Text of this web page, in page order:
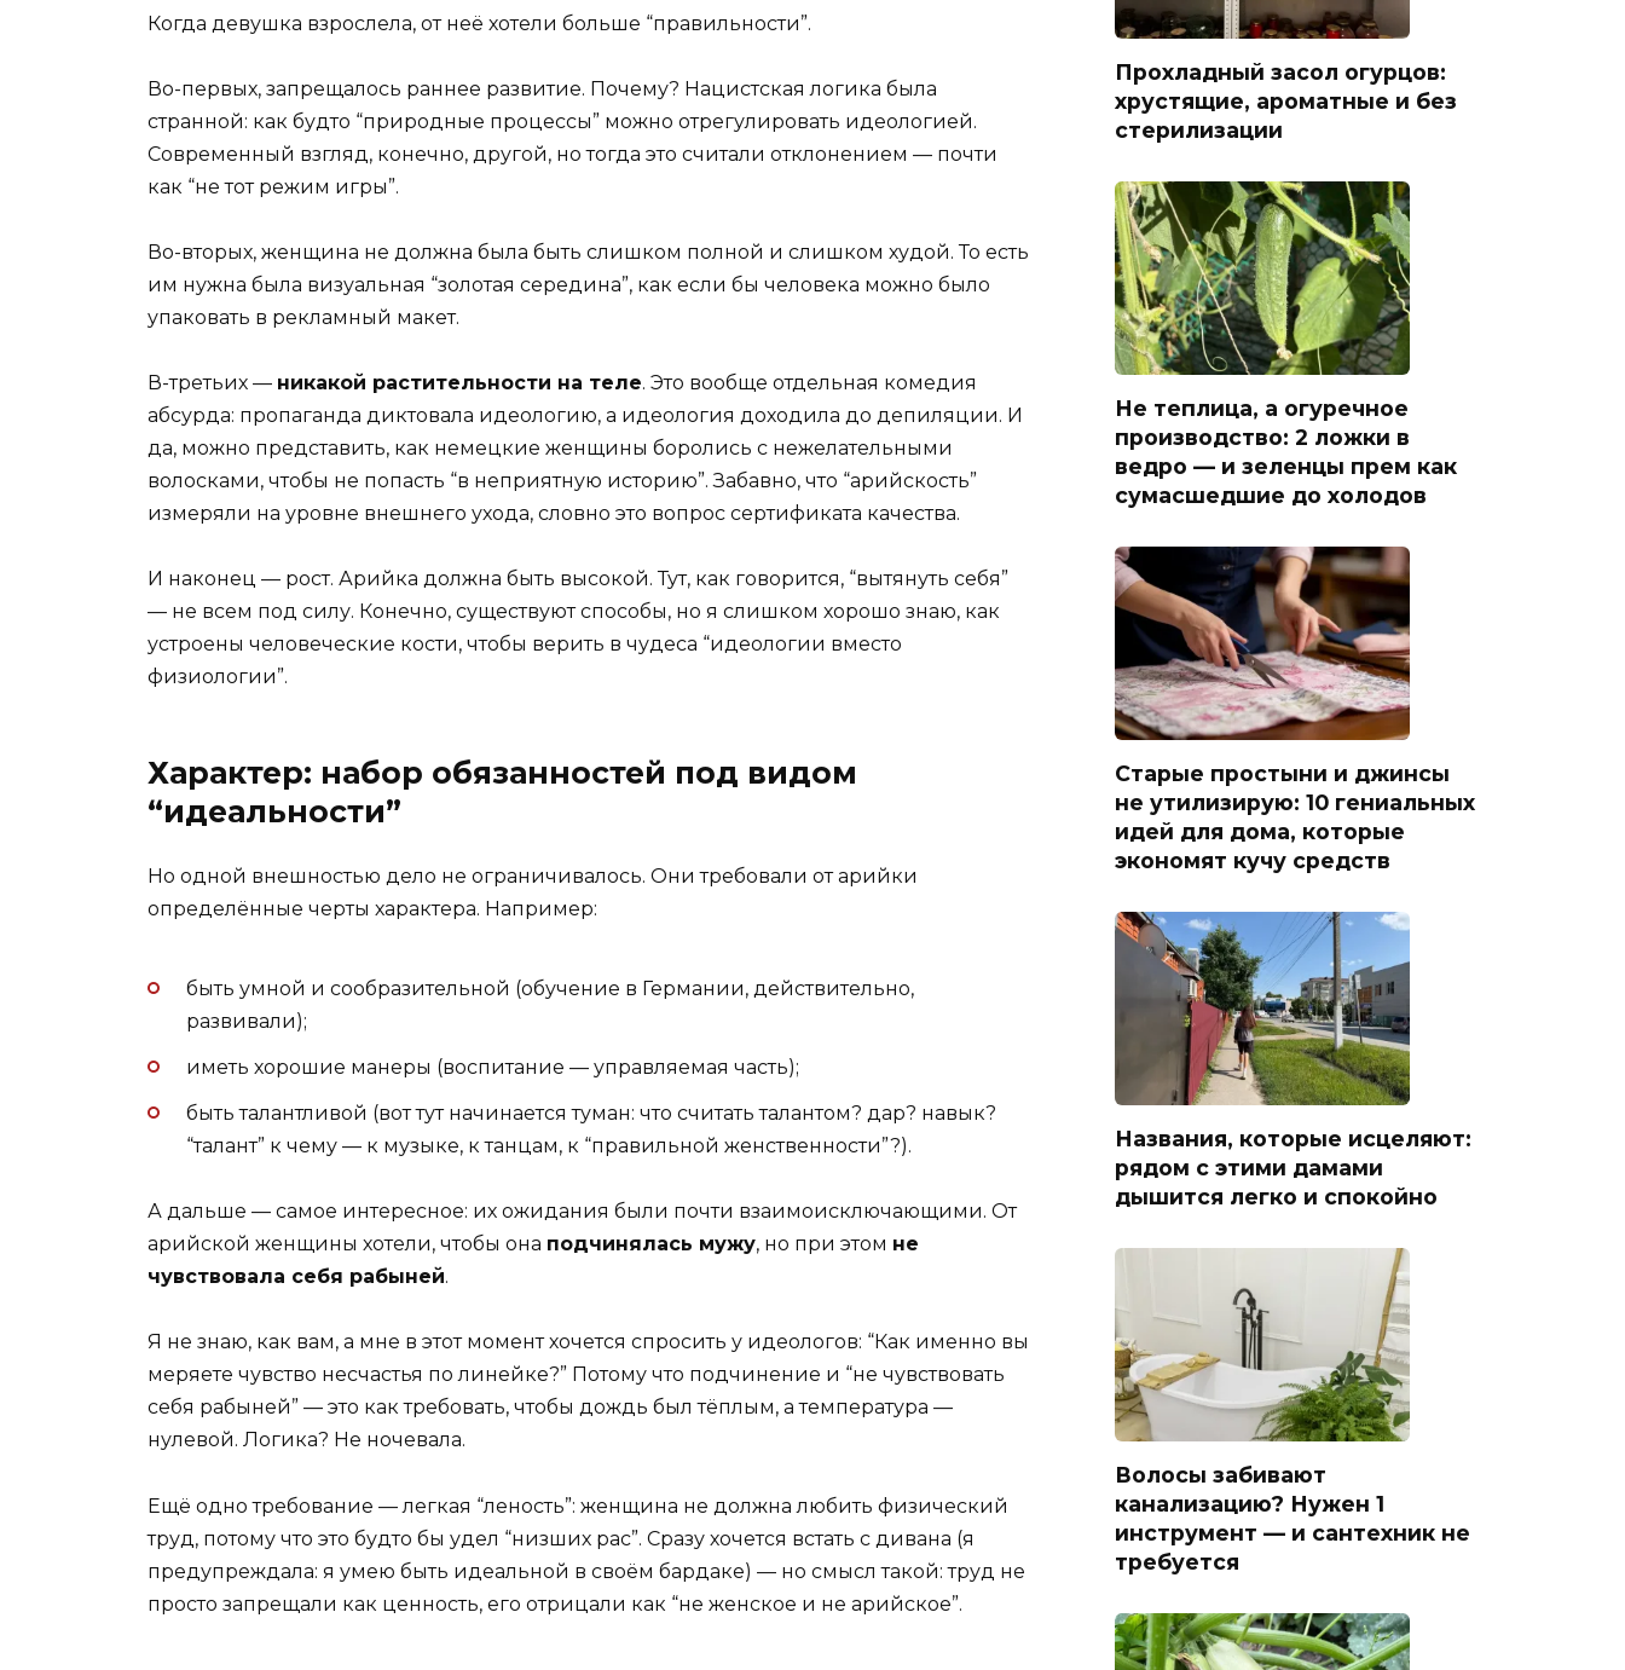
Когда девушка взрослела, от неё хотели больше “правильности”.
Во-первых, запрещалось раннее развитие. Почему? Нацистская логика была
странной: как будто “природные процессы” можно отрегулировать идеологией.
Современный взгляд, конечно, другой, но тогда это считали отклонением — почти
как “не тот режим игры”.
Во-вторых, женщина не должна была быть слишком полной и слишком худой. То есть
им нужна была визуальная “золотая середина”, как если бы человека можно было
упаковать в рекламный макет.
В-третьих — никакой растительности на теле. Это вообще отдельная комедия
абсурда: пропаганда диктовала идеологию, а идеология доходила до депиляции. И
да, можно представить, как немецкие женщины боролись с нежелательными
волосками, чтобы не попасть “в неприятную историю”. Забавно, что “арийскость”
измеряли на уровне внешнего ухода, словно это вопрос сертификата качества.
И наконец — рост. Арийка должна быть высокой. Тут, как говорится, “вытянуть себя”
— не всем под силу. Конечно, существуют способы, но я слишком хорошо знаю, как
устроены человеческие кости, чтобы верить в чудеса “идеологии вместо
физиологии”.
Характер: набор обязанностей под видом
“идеальности”
Но одной внешностью дело не ограничивалось. Они требовали от арийки
определённые черты характера. Например:
быть умной и сообразительной (обучение в Германии, действительно,
развивали);
иметь хорошие манеры (воспитание — управляемая часть);
быть талантливой (вот тут начинается туман: что считать талантом? дар? навык?
“талант” к чему — к музыке, к танцам, к “правильной женственности”?).
А дальше — самое интересное: их ожидания были почти взаимоисключающими. От
арийской женщины хотели, чтобы она подчинялась мужу, но при этом не
чувствовала себя рабыней.
Я не знаю, как вам, а мне в этот момент хочется спросить у идеологов: “Как именно вы
меряете чувство несчастья по линейке?” Потому что подчинение и “не чувствовать
себя рабыней” — это как требовать, чтобы дождь был тёплым, а температура —
нулевой. Логика? Не ночевала.
Ещё одно требование — легкая “леность”: женщина не должна любить физический
труд, потому что это будто бы удел “низших рас”. Сразу хочется встать с дивана (я
предупреждала: я умею быть идеальной в своём бардаке) — но смысл такой: труд не
просто запрещали как ценность, его отрицали как “не женское и не арийское”.
Прохладный засол огурцов:
хрустящие, ароматные и без
стерилизации
Не теплица, а огуречное
производство: 2 ложки в
ведро — и зеленцы прем как
сумасшедшие до холодов
Старые простыни и джинсы
не утилизирую: 10 гениальных
идей для дома, которые
экономят кучу средств
Названия, которые исцеляют:
рядом с этими дамами
дышится легко и спокойно
Волосы забивают
канализацию? Нужен 1
инструмент — и сантехник не
требуется